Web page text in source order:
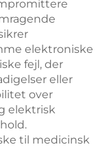
elektroniske
fejl, der
eller
over
elektrisk
til medicinsk